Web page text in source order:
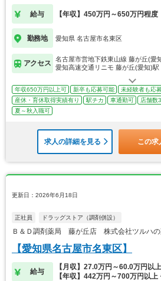
給与 【年収】450万円～650万円程度
勤務地 愛知県 名古屋市名東区
アクセス
名古屋市営地下鉄東山線 藤が丘(愛
愛知高速交通リニモ 藤が丘(愛知)駅
年収650万円以上可 新卒も応募可能 未経験者も応
産休・育休取得実績有り
駅チカ 車通勤可 店舗数
夏～秋入職可
求人の詳細を見る この求
更新日：2026年6月18日
正社員 ドラッグストア（調剤併設）
Ｂ＆Ｄ調剤薬局 藤が丘店 株式会社ツルハの
【愛知県名古屋市名東区】
給与
【月収】27.0万円～60.0万円以上
【年収】442万円～700万円以上